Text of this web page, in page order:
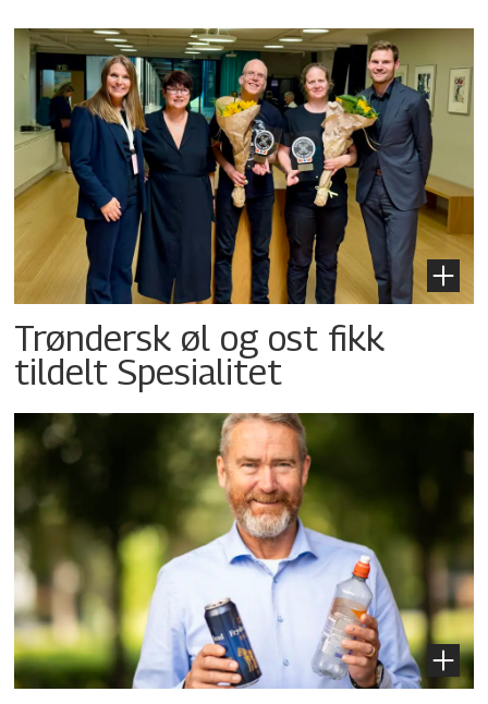
Trøndersk øl og ost fikk
tildelt Spesialitet